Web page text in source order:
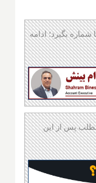
بگیرد؛ ادامه
مطلب پس از این